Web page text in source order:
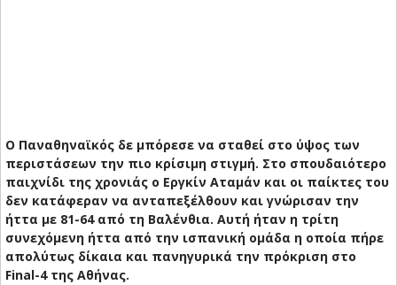
Ο Παναθηναϊκός δε μπόρεσε να σταθεί στο ύψος των
περιστάσεων την πιο κρίσιμη στιγμή. Στο σπουδαιότερο
παιχνίδι της χρονιάς ο Εργκίν Αταμάν και οι παίκτες του
δεν κατάφεραν να ανταπεξέλθουν και γνώρισαν την
ήττα με 81-64 από τη Βαλένθια. Αυτή ήταν η τρίτη
συνεχόμενη ήττα από την ισπανική ομάδα η οποία πήρε
απολύτως δίκαια και πανηγυρικά την πρόκριση στο
Final-4 της Αθήνας.